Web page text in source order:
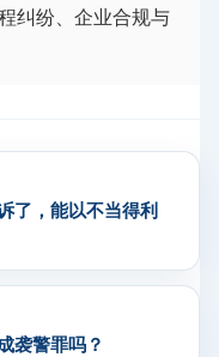
纠纷、企业合规与
了，能以不当得利
袭警罪吗？